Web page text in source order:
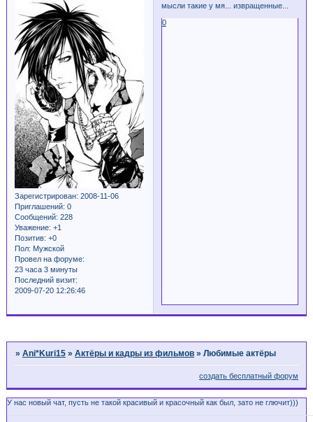
Зарегистрирован: 2008-11-06
Приглашений: 0
Сообщений: 228
Уважение: +1
Позитив: +0
Пол: Мужской
Провел на форуме:
23 часа 3 минуты
Последний визит:
2009-07-20 12:26:46
мысли такие у мя... извращенные...
0
»Ani*Kuri15 »Актёры и кадры из фильмов »Любимые актёры
создать бесплатный форум
У нас новый чат, пусть не такой красивый и красочный как был, зато не глючит)))